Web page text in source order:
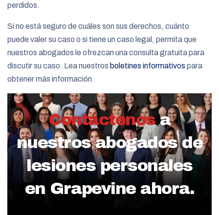
perdidos.
Si no está seguro de cuáles son sus derechos, cuánto
puede valer su caso o si tiene un caso legal, permita que
nuestros abogados le ofrezcan una consulta gratuita para
discutir su caso. Lea nuestros boletines informativos para
obtener más información.
Contáctenos a
nuestros abogados de
lesiones personales
en Grapevine ahora.